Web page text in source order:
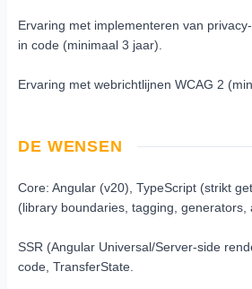
Ervaring met implementeren van
in code (minimaal 3 jaar).
Ervaring met web­richtlijnen WCAG 2
DE WENSEN
Core: Angular (v20), TypeScript (strikt
(library boundaries, tagging, generators,
SSR (Angular Universal/Server-side
code, TransferState.